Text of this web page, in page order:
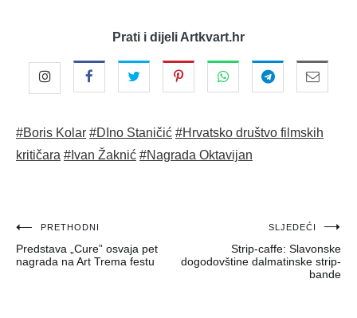
Prati i dijeli Artkvart.hr
#Boris Kolar #DIno Staničić #Hrvatsko društvo filmskih
kritičara #Ivan Žaknić #Nagrada Oktavijan
Navigacija
objava
PRETHODNI
Predstava „Cure” osvaja pet
nagrada na Art Trema festu
SLJEDEĆI
Strip-caffe: Slavonske
dogodovštine dalmatinske strip-
bande